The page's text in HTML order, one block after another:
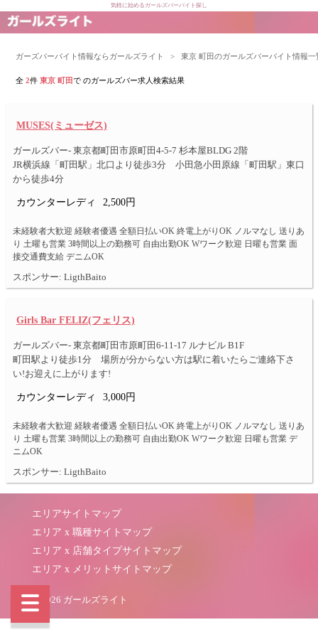
気軽に始めるガールズバーバイト探し
ガーズバーバイト情報ならガールズライト > 東京 町田のガールズバーバイト情報一
全2件東京 町田で のガールズバー求人検索結果
MUSES(ミューゼス)
ガールズバー- 東京都町田市原町田4-5-7 杉本屋BLDG 2階
JR横浜線「町田駅」北口より徒歩3分 小田急小田原線「町田駅」東口
から徒歩4分
カウンターレディ 2,500円
未経験者大歓迎 経験者優遇 全額日払いOK 終電上がりOK ノルマなし 送りあ
り 土曜も営業 3時間以上の勤務可 自由出勤OK Wワーク歓迎 日曜も営業 面
接交通費支給 デニムOK
スポンサー: LigthBaito
Girls Bar FELIZ(フェリス)
ガールズバー- 東京都町田市原町田6-11-17 ルナビル B1F
町田駅より徒歩1分 場所が分からない方は駅に着いたらご連絡下さ
い!お迎えに上がります!
カウンターレディ 3,000円
未経験者大歓迎 経験者優遇 全額日払いOK 終電上がりOK ノルマなし 送りあ
り 土曜も営業 3時間以上の勤務可 自由出勤OK Wワーク歓迎 日曜も営業 デ
ニムOK
スポンサー: LigthBaito
エリアサイトマップ
エリア x 職種サイトマップ
エリア x 店舗タイプサイトマップ
エリア x メリットサイトマップ
© 2026 ガールズライト